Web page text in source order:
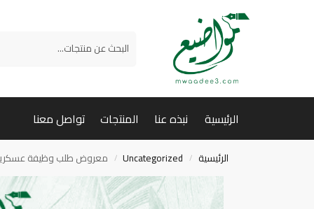
الرئيسية نبذه عنا المنتجات تواصل معنا
الرئيسية /
Uncategorized
/ معروض طلب وظيفة